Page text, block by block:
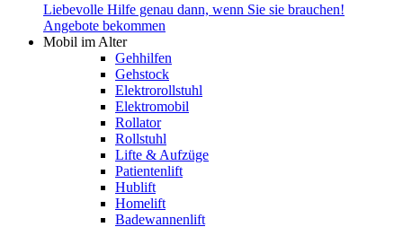
Liebevolle Hilfe genau dann, wenn Sie sie brauchen!
Angebote bekommen
Mobil im Alter
Gehhilfen
Gehstock
Elektrorollstuhl
Elektromobil
Rollator
Rollstuhl
Lifte & Aufzüge
Patientenlift
Hublift
Homelift
Badewannenlift